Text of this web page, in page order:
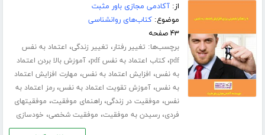
از:آکادمی مجازی باور مثبت
موضوع:کتاب‌های روانشناسی
۴۳ صفحه
برچسب‌ها: تغییر رفتار، تغییر زندگی، اعتماد به نفس
pdf،کتاب اعتماد به نفس pdf ،آموزش بالا بردن اعتماد
به نفس، افزایش اعتماد به نفس، مهارت افزایش اعتماد
به نفس،آموزش تقویت اعتماد به نفس،رمز اعتماد به
نفس، موفقیت در زندگی،راهنمای موفقیت، موفقیتهای
فردی،رسیدن به موفقیت، موفقیت شخصی، خودسازی